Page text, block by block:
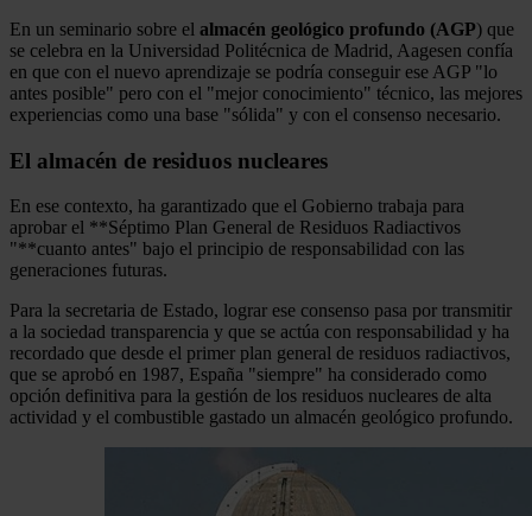
En un seminario sobre el almacén geológico profundo (AGP) que
se celebra en la Universidad Politécnica de Madrid, Aagesen confía
en que con el nuevo aprendizaje se podría conseguir ese AGP "lo
antes posible" pero con el "mejor conocimiento" técnico, las mejores
experiencias como una base "sólida" y con el consenso necesario.
El almacén de residuos nucleares
En ese contexto, ha garantizado que el Gobierno trabaja para
aprobar el **Séptimo Plan General de Residuos Radiactivos
"**cuanto antes" bajo el principio de responsabilidad con las
generaciones futuras.
Para la secretaria de Estado, lograr ese consenso pasa por transmitir
a la sociedad transparencia y que se actúa con responsabilidad y ha
recordado que desde el primer plan general de residuos radiactivos,
que se aprobó en 1987, España "siempre" ha considerado como
opción definitiva para la gestión de los residuos nucleares de alta
actividad y el combustible gastado un almacén geológico profundo.